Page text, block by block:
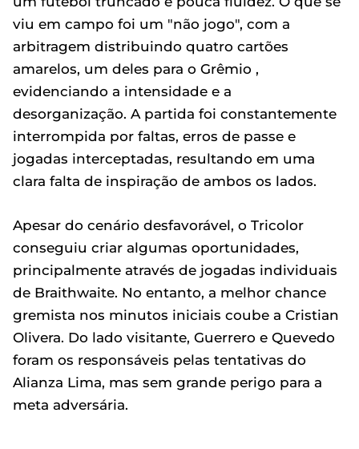
viu em campo foi um "não jogo", com a
arbitragem distribuindo quatro cartões
amarelos, um deles para o Grêmio ,
evidenciando a intensidade e a
desorganização. A partida foi constantemente
interrompida por faltas, erros de passe e
jogadas interceptadas, resultando em uma
clara falta de inspiração de ambos os lados.
Apesar do cenário desfavorável, o Tricolor
conseguiu criar algumas oportunidades,
principalmente através de jogadas individuais
de Braithwaite. No entanto, a melhor chance
gremista nos minutos iniciais coube a Cristian
Olivera. Do lado visitante, Guerrero e Quevedo
foram os responsáveis pelas tentativas do
Alianza Lima, mas sem grande perigo para a
meta adversária.